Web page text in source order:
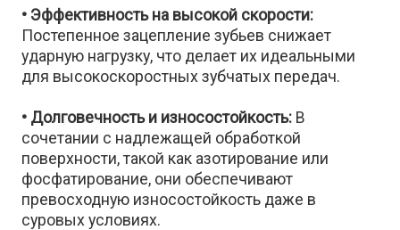
• Эффективность на высокой скорости:
Постепенное зацепление зубьев снижает
ударную нагрузку, что делает их идеальными
для высокоскоростных зубчатых передач.
• Долговечность и износостойкость: В
сочетании с надлежащей обработкой
поверхности, такой как азотирование или
фосфатирование, они обеспечивают
превосходную износостойкость даже в
суровых условиях.